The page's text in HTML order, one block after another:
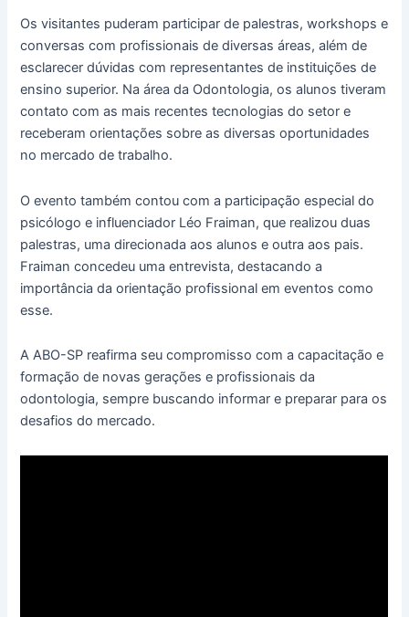
Os visitantes puderam participar de palestras, workshops e
conversas com profissionais de diversas áreas, além de
esclarecer dúvidas com representantes de instituições de
ensino superior. Na área da Odontologia, os alunos tiveram
contato com as mais recentes tecnologias do setor e
receberam orientações sobre as diversas oportunidades
no mercado de trabalho.
O evento também contou com a participação especial do
psicólogo e influenciador Léo Fraiman, que realizou duas
palestras, uma direcionada aos alunos e outra aos pais.
Fraiman concedeu uma entrevista, destacando a
importância da orientação profissional em eventos como
esse.
A ABO-SP reafirma seu compromisso com a capacitação e
formação de novas gerações e profissionais da
odontologia, sempre buscando informar e preparar para os
desafios do mercado.